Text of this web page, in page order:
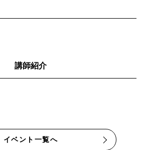
講師紹介
イベント一覧へ